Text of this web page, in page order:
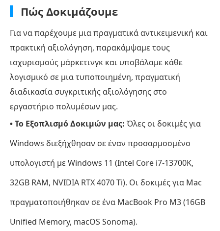
αντιγραφείς
ray
Μέρος
2.
Τα
καλύτερα
Blu-
ray
Rippers
Windows
Μέρος
καλύτερα
Πώς Δοκιμάζουμε
Για να παρέχουμε μια πραγματικά αντικειμενική και
πρακτική αξιολόγηση, παρακάμψαμε τους
ισχυρισμούς μάρκετινγκ και υποβάλαμε κάθε
λογισμικό σε μια τυποποιημένη, πραγματική
διαδικασία συγκριτικής αξιολόγησης στο
εργαστήριο πολυμέσων μας.
• Το Εξοπλισμό Δοκιμών μας: Όλες οι δοκιμές για
Windows διεξήχθησαν σε έναν προσαρμοσμένο
υπολογιστή με Windows 11 (Intel Core i7-13700K,
32GB RAM, NVIDIA RTX 4070 Ti). Οι δοκιμές για Mac
πραγματοποιήθηκαν σε ένα MacBook Pro M3 (16GB
Unified Memory, macOS Sonoma).